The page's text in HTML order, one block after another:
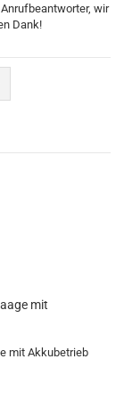
wir
Dank!
mit
mit Akkubetrieb